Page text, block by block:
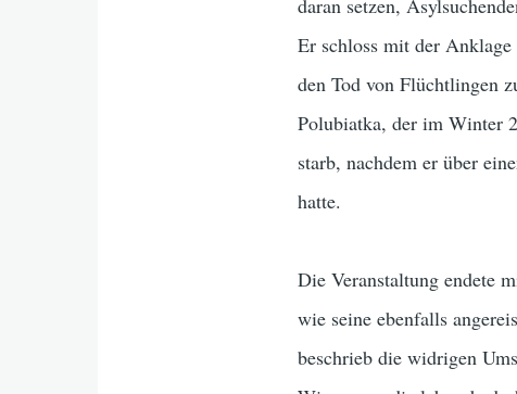
daran setzen,
Er schloss mit der
den Tod von Flüchtlingen
Polubiatka, der im Winter
starb, nachdem er über
hatte.
Die Veranstaltung endete
wie seine ebenfalls
beschrieb die widrigen